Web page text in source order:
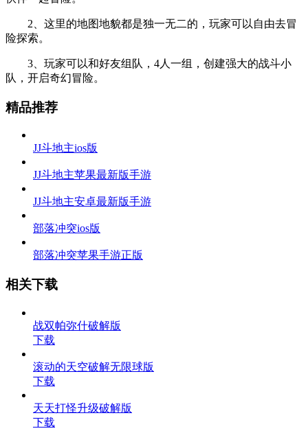
2、这里的地图地貌都是独一无二的，玩家可以自由去冒
险探索。
3、玩家可以和好友组队，4人一组，创建强大的战斗小
队，开启奇幻冒险。
精品推荐
JJ斗地主ios版
JJ斗地主苹果最新版手游
JJ斗地主安卓最新版手游
部落冲突ios版
部落冲突苹果手游正版
相关下载
战双帕弥什破解版
下载
滚动的天空破解无限球版
下载
天天打怪升级破解版
下载